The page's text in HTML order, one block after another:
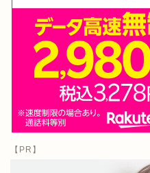
【PR】